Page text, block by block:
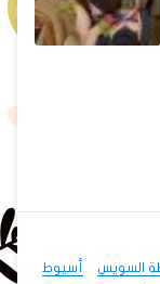
السويس
أسيوط